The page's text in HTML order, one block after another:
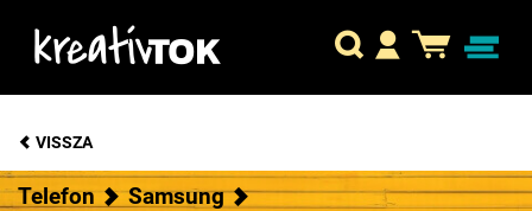
VISSZA
Telefon
Samsung